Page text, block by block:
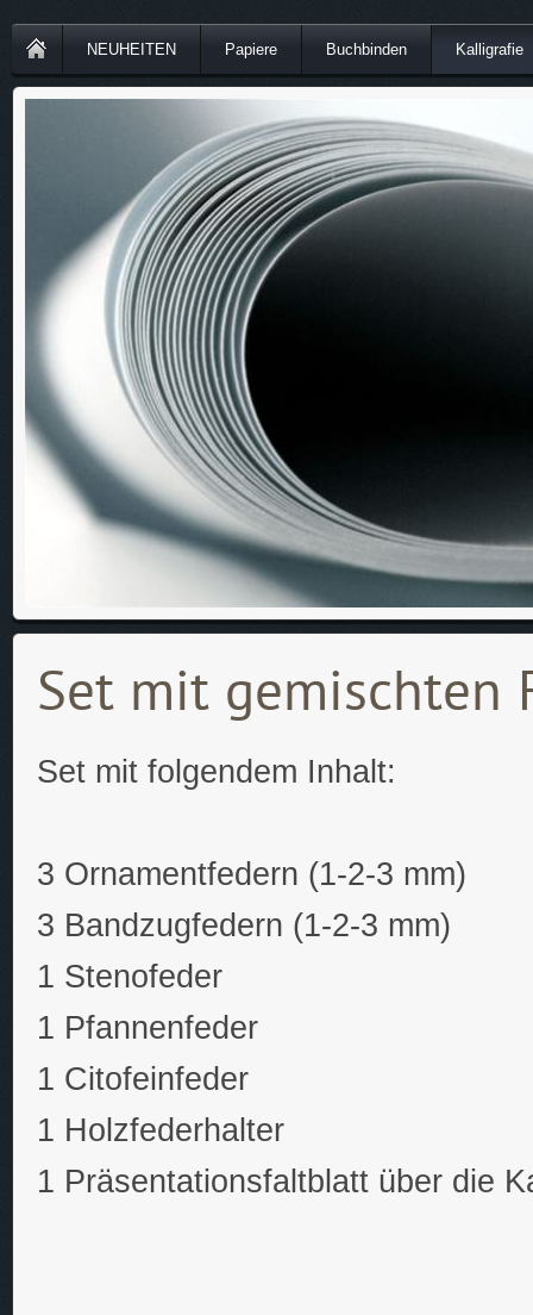
NEUHEITEN Papiere Buchbinden Kalligrafie
Set mit gemischten
Set mit folgendem Inhalt:
3 Ornamentfedern (1-2-3 mm)
3 Bandzugfedern (1-2-3 mm)
1 Stenofeder
1 Pfannenfeder
1 Citofeinfeder
1 Holzfederhalter
1 Präsentationsfaltblatt über die